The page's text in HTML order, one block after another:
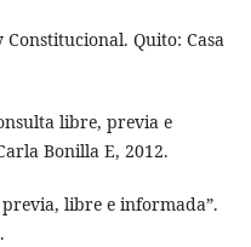
Quito: Casa
libre, previa e
Bonilla E, 2012.
libre e informada”.